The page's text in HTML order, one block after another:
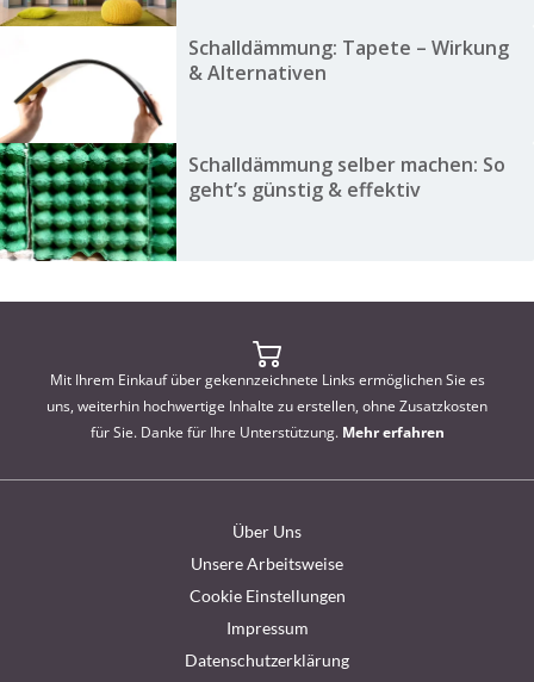
Schalldämmung: Tapete – Wirkung
& Alternativen
Schalldämmung selber machen: So
geht’s günstig & effektiv
Mit Ihrem Einkauf über gekennzeichnete Links ermöglichen Sie es
uns, weiterhin hochwertige Inhalte zu erstellen, ohne Zusatzkosten
für Sie. Danke für Ihre Unterstützung. Mehr erfahren
Über Uns
Unsere Arbeitsweise
Cookie Einstellungen
Impressum
Datenschutzerklärung